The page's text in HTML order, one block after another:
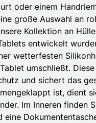
oder einem
große Auswahl an
Kollektion an
entwickelt
wetterfesten
umschließt.
und sichert das
ist, dient
Im Inneren finden
eine